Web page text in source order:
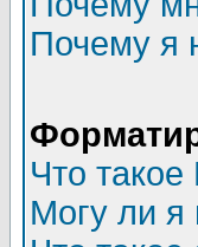
Почему я
Что такое
Могу ли я